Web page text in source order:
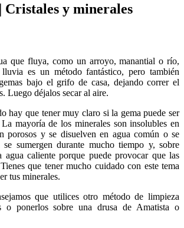
y minerales
que fluya, como un arroyo, manantial o río,
es un método fantástico, pero también
bajo el grifo de casa, dejando correr el
Luego déjalos secar al aire.
hay que tener muy claro si la gema puede ser
mayoría de los minerales son insolubles en
porosos y se disuelven en agua común o se
se sumergen durante mucho tiempo y, sobre
agua caliente porque puede provocar que las
que tener mucho cuidado con este tema
tus minerales.
que utilices otro método de limpieza
o ponerlos sobre una drusa de Amatista o